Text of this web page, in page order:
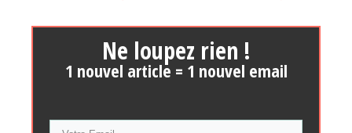
Ne loupez rien !
1 nouvel article = 1 nouvel email